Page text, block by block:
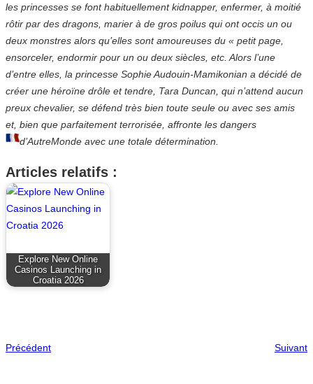
les princesses se font habituellement kidnapper, enfermer, à moitié
rôtir par des dragons, marier à de gros poilus qui ont occis un ou
deux monstres alors qu’elles sont amoureuses du « petit page,
ensorceler, endormir pour un ou deux siècles, etc. Alors l’une
d’entre elles, la princesse Sophie Audouin-Mamikonian a décidé de
créer une héroïne drôle et tendre, Tara Duncan, qui n’attend aucun
preux chevalier, se défend très bien toute seule ou avec ses amis
et, bien que parfaitement terrorisée, affronte les dangers
d’AutreMonde avec une totale détermination.
Articles relatifs :
Explore New Online
Casinos Launching in
Croatia 2026
Précédent Suivant